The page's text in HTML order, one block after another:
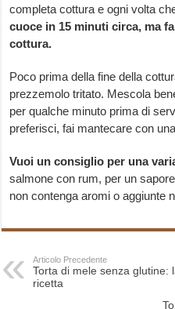
completa cottura e ogni volta
cuoce in 15 minuti circa, ma
cottura.
Poco prima della fine della
prezzemolo tritato. Mescola
per qualche minuto prima di
preferisci, fai mantecare con
Vuoi un consiglio per una
salmone con rum, per un
non contenga aromi o aggiunte
Articolo Precedente
Torta di mele senza glutine:
ricetta